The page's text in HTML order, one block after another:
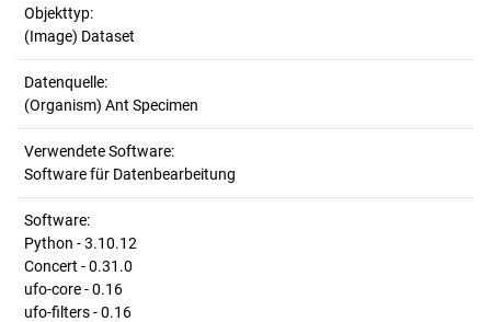
Objekttyp:
(Image) Dataset
Datenquelle:
(Organism) Ant Specimen
Verwendete Software:
Software für Datenbearbeitung
Software:
Python - 3.10.12
Concert - 0.31.0
ufo-core - 0.16
ufo-filters - 0.16